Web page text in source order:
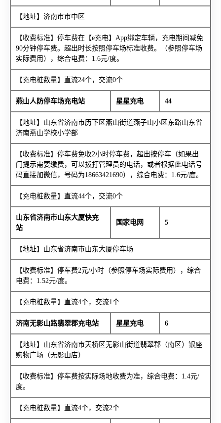
【地址】济南市市中区
【收费标准】停车费在【e充电】App绑定车辆，充电期间减免
90分钟停车费。超出时长按照停车场标准收费。（参照停车场
实际费用），综合电费：1.6元/度。
【充电桩数量】直流24个，交流0个
燕山人防停车场充电站 星星充电 44
【地址】山东省济南市历下区燕山街道燕子山小区东路山东省
济南燕山学校小学部
【收费标准】停车费免收2小时停车费，超出按停车（如果出
门提示需要缴费，可以拨打管理员的电话，或者根据此电话号
码直接加微信，号码为18663421690），综合电费：1.6元/度。
【充电桩数量】直流44个，交流0个
山东省济南市山东大厦快充
站
国家电网 5
【地址】山东省济南市山东大厦停车场
【收费标准】停车费2元/小时（参照停车场实际费用），综合
电费：1.52元/度。
【充电桩数量】直流4个，交流1个
济南无影山路翡翠郡充电站 星星充电 6
【地址】山东省济南市天桥区无影山街道翡翠郡（南区）银座
购物广场（无影山店）
【收费标准】停车费按实际场地收费为准，综合电费：1.4元/
度。
【充电桩数量】直流4个，交流2个